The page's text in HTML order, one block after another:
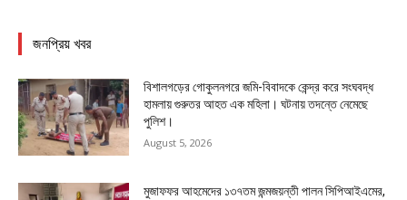
জনপ্রিয় খবর
বিশালগড়ের গোকুলনগরে জমি-বিবাদকে কেন্দ্র করে সংঘবদ্ধ
হামলায় গুরুতর আহত এক মহিলা। ঘটনায় তদন্তে নেমেছে
পুলিশ।
August 5, 2026
মুজাফফর আহমেদের ১৩৭তম জন্মজয়ন্তী পালন সিপিআইএমের,